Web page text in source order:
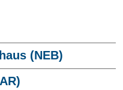
(NEB)